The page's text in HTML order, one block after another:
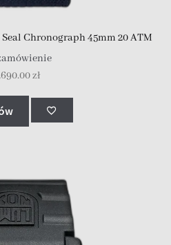
Chronograph 45mm 20 ATM
zł